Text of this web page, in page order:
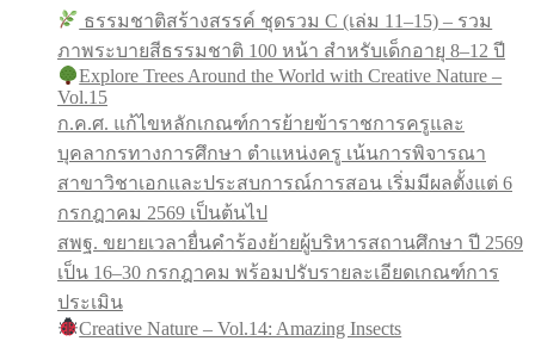
ธรรมชาติสร้างสรรค์ ชุดรวม C (เล่ม 11–15) – รวม
ภาพระบายสีธรรมชาติ 100 หน้า สำหรับเด็กอายุ 8–12 ปี
Explore Trees Around the World with Creative Nature –
Vol.15
ก.ค.ศ. แก้ไขหลักเกณฑ์การย้ายข้าราชการครูและ
บุคลากรทางการศึกษา ตำแหน่งครู เน้นการพิจารณา
สาขาวิชาเอกและประสบการณ์การสอน เริ่มมีผลตั้งแต่ 6
กรกฎาคม 2569 เป็นต้นไป
สพฐ. ขยายเวลายื่นคำร้องย้ายผู้บริหารสถานศึกษา ปี 2569
เป็น 16–30 กรกฎาคม พร้อมปรับรายละเอียดเกณฑ์การ
ประเมิน
Creative Nature – Vol.14: Amazing Insects